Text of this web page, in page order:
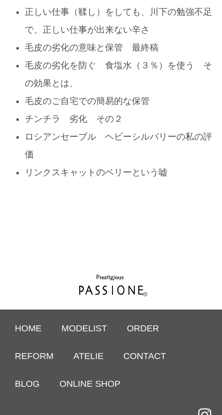
正しい仕事（鞣し）をしても、川下の勉強不足
で、正しい仕事が出来ない辛さ
毛皮の劣化の意味と保管 最終稿
毛皮の劣化を防ぐ 食塩水（３％）を使う そ
の効果とは、
毛皮のご自宅での簡易的な保管
チンチラ 劣化 その２
ロシアンセーブル ヘビーシルバリーの私の評
価
リンクスキャットのベリーという嘘
HOME MODELIST ORDER
REFORM ATELIE CONTACT
BLOG ONLINE SHOP